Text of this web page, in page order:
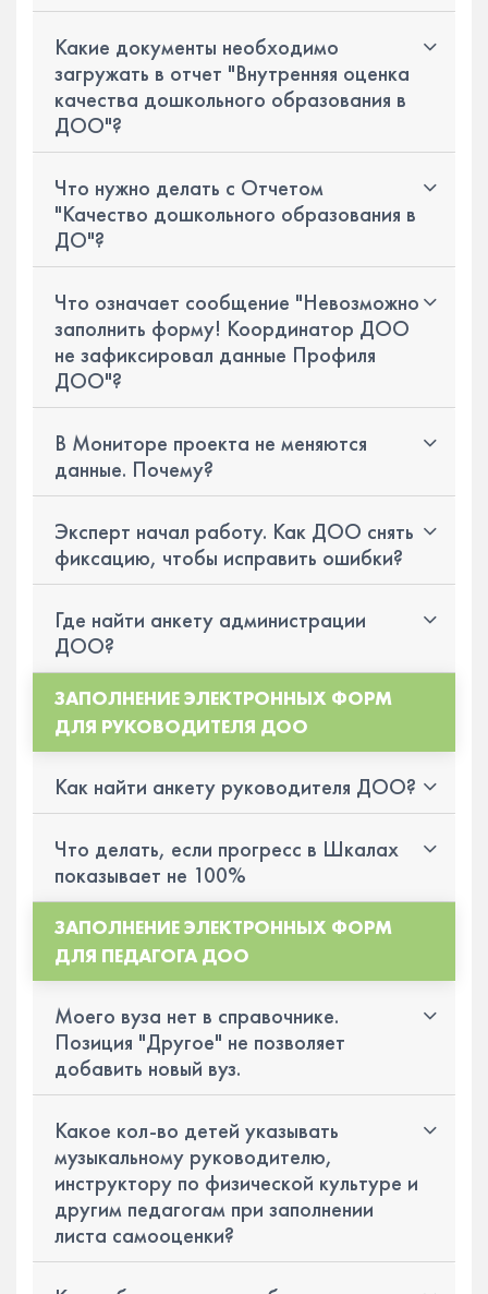
Какие документы необходимо
загружать в отчет "Внутренняя оценка
качества дошкольного образования в
ДОО"?
Что нужно делать с Отчетом
"Качество дошкольного образования в
ДО"?
Что означает сообщение "Невозможно
заполнить форму! Координатор ДОО
не зафиксировал данные Профиля
ДОО"?
В Мониторе проекта не меняются
данные. Почему?
Эксперт начал работу. Как ДОО снять
фиксацию, чтобы исправить ошибки?
Где найти анкету администрации
ДОО?
ЗАПОЛНЕНИЕ ЭЛЕКТРОННЫХ ФОРМ
ДЛЯ РУКОВОДИТЕЛЯ ДОО
Как найти анкету руководителя ДОО?
Что делать, если прогресс в Шкалах
показывает не 100%
ЗАПОЛНЕНИЕ ЭЛЕКТРОННЫХ ФОРМ
ДЛЯ ПЕДАГОГА ДОО
Моего вуза нет в справочнике.
Позиция "Другое" не позволяет
добавить новый вуз.
Какое кол-во детей указывать
музыкальному руководителю,
инструктору по физической культуре и
другим педагогам при заполнении
листа самооценки?